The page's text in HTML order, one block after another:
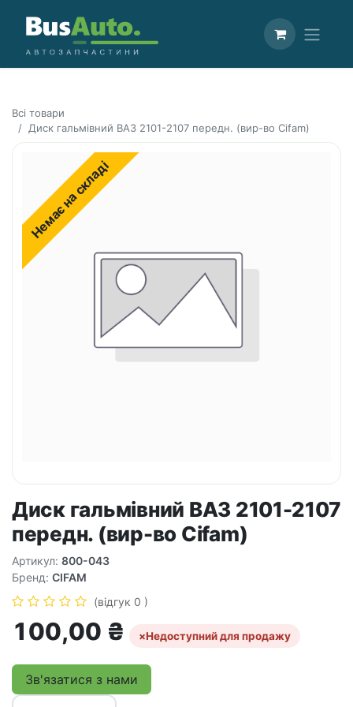
Всі товари
Диск гальмівний ВАЗ 2101-2107 передн. (вир-во Cifam)
Немає на складі
Диск гальмівний ВАЗ 2101-2107
передн. (вир-во Cifam)
Артикул: 800-043
Бренд: CIFAM
(відгук 0 )
100,00 ₴ ×Недоступний для продажу
Зв'язатися з нами